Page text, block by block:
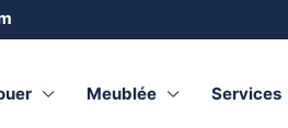
Meublée Services